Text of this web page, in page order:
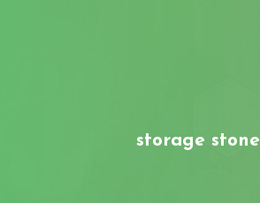
MEMBERS-ONLY AREAstorage stone